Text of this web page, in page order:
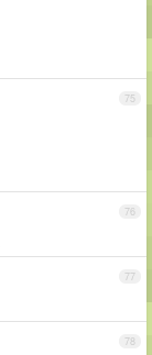
75
76
77
78